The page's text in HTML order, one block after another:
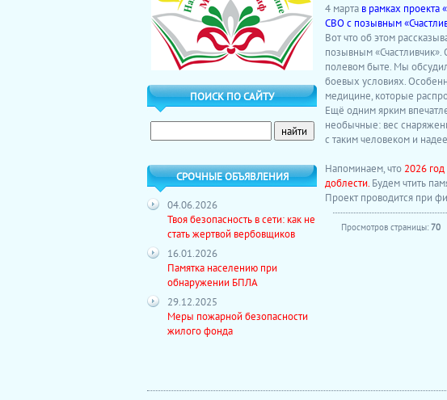
ПОИСК ПО САЙТУ
СРОЧНЫЕ ОБЪЯВЛЕНИЯ
04.06.2026
Твоя безопасность в сети: как не
стать жертвой вербовщиков
16.01.2026
Памятка населению при
обнаружении БПЛА
29.12.2025
Меры пожарной безопасности
жилого фонда
4 марта в рамках проекта
СВО с позывным
Вот что об этом
позывным
полевом быте. Мы
боевых условиях.
медицине, которые
Ещё одним ярким
необычные: вес
с таким человеком и
Напоминаем, что2026 год
доблести. Будем чтить
Проект проводится при
Просмотров страницы: 70